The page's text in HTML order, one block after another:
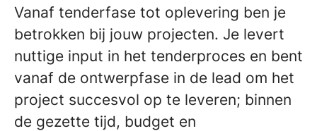
Vanaf tenderfase tot oplevering ben je
betrokken bij jouw projecten. Je levert
nuttige input in het tenderproces en bent
vanaf de ontwerpfase in de lead om het
project succesvol op te leveren; binnen
de gezette tijd, budget en